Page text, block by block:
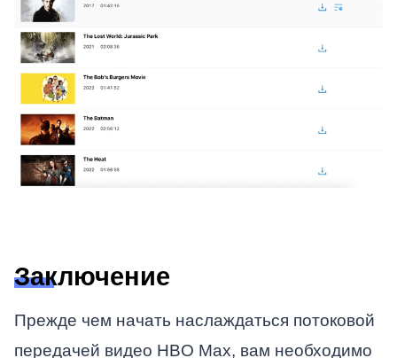
Заключение
Прежде чем начать наслаждаться потоковой
передачей видео HBO Max, вам необходимо